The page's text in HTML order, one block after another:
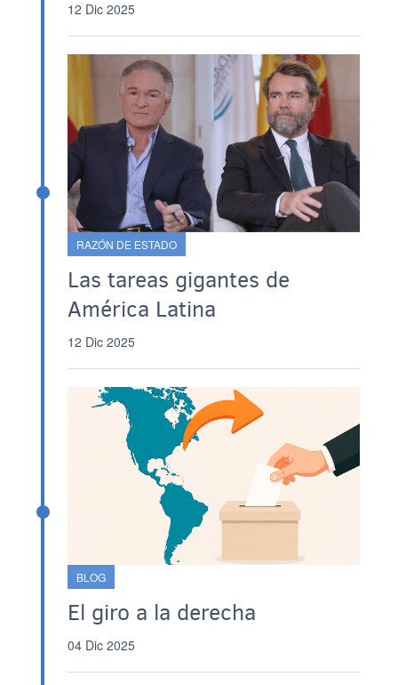
12 Dic 2025
RAZÓN DE ESTADO
Las tareas gigantes de
América Latina
12 Dic 2025
BLOG
El giro a la derecha
04 Dic 2025